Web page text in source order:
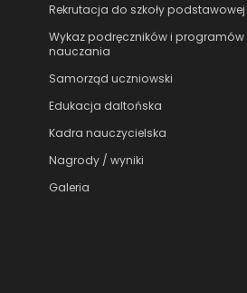
Rekrutacja do szkoły podstawowej
Wykaz podręczników i programów
nauczania
Samorząd uczniowski
Edukacja daltońska
Kadra nauczycielska
Nagrody / wyniki
Galeria